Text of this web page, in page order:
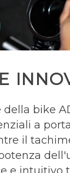
bike
a
il